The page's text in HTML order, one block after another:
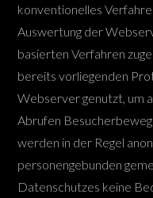
konventionelles
Auswertung der
basierten Verfahren
bereits vorliegenden
Webserver genutzt, um
Abrufen
werden in der Regel
personengebunden
Datenschutzes keine